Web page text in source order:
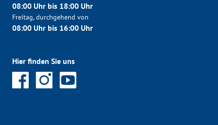
08:00 Uhr bis 18:00 Uhr
Freitag, durchgehend von
08:00 Uhr bis 16:00 Uhr
Hier finden Sie uns